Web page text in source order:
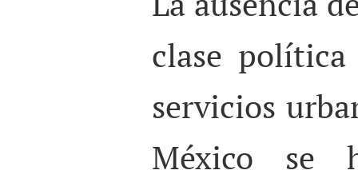
clase
servicios
México se